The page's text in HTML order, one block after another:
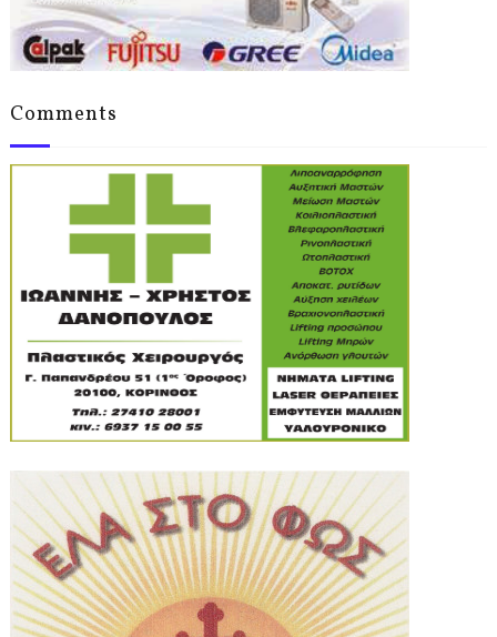
Comments